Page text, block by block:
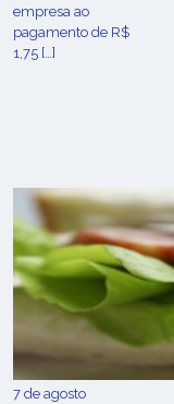
empresa ao
pagamento de R$
1,75 […]
7 de agosto